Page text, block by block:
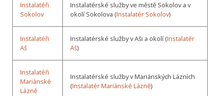
Instalatéři
Sokolov
Instalatérské služby ve městě Sokolov a v
okolí Sokolova (Instalatér Sokolov)
Instalatéři
Aš
Instalatérské služby v Aši a okolí (Instalatér
Aš)
Instalatéři
Mariánské
Lázně
Instalatérské služby v Mariánských Lázních
(Instalatér Mariánské Lázně)